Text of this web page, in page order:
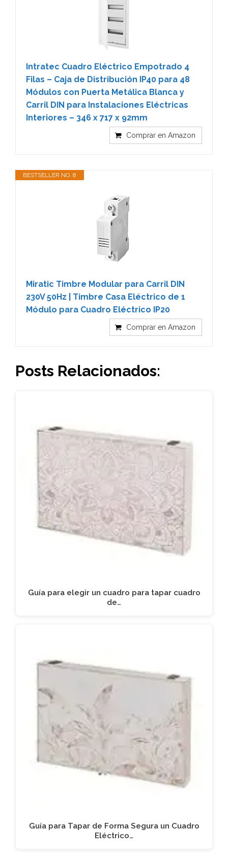
Intratec Cuadro Eléctrico Empotrado 4
Filas – Caja de Distribución IP40 para 48
Módulos con Puerta Metálica Blanca y
Carril DIN para Instalaciones Eléctricas
Interiores – 346 x 717 x 92mm
Comprar en Amazon
BESTSELLER NO. 8
Miratic Timbre Modular para Carril DIN
230V 50Hz | Timbre Casa Eléctrico de 1
Módulo para Cuadro Eléctrico IP20
Comprar en Amazon
Posts Relacionados:
Guía para elegir un cuadro para tapar cuadro
de…
Guía para Tapar de Forma Segura un Cuadro
Eléctrico…